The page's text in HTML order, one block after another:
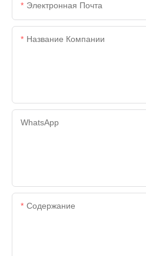
Электронная Почта
Название Компании
WhatsApp
Содержание